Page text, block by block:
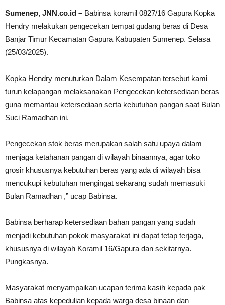
Sumenep, JNN.co.id – Babinsa koramil 0827/16 Gapura Kopka
Hendry melakukan pengecekan tempat gudang beras di Desa
Banjar Timur Kecamatan Gapura Kabupaten Sumenep. Selasa
(25/03/2025).
Kopka Hendry menuturkan Dalam Kesempatan tersebut kami
turun kelapangan melaksanakan Pengecekan ketersediaan beras
guna memantau ketersediaan serta kebutuhan pangan saat Bulan
Suci Ramadhan ini.
Pengecekan stok beras merupakan salah satu upaya dalam
menjaga ketahanan pangan di wilayah binaannya, agar toko
grosir khususnya kebutuhan beras yang ada di wilayah bisa
mencukupi kebutuhan mengingat sekarang sudah memasuki
Bulan Ramadhan ,” ucap Babinsa.
Babinsa berharap ketersediaan bahan pangan yang sudah
menjadi kebutuhan pokok masyarakat ini dapat tetap terjaga,
khususnya di wilayah Koramil 16/Gapura dan sekitarnya.
Pungkasnya.
Masyarakat menyampaikan ucapan terima kasih kepada pak
Babinsa atas kepedulian kepada warga desa binaan dan